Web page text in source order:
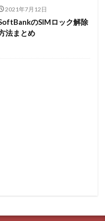
2021年7月12日
のSIMロック解除
法まとめ